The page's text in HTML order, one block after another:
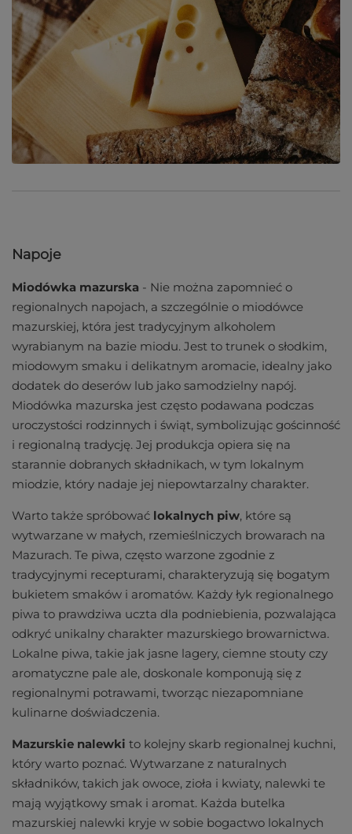
Napoje
Miodówka mazurska - Nie można zapomnieć o
regionalnych napojach, a szczególnie o miodówce
mazurskiej, która jest tradycyjnym alkoholem
wyrabianym na bazie miodu. Jest to trunek o słodkim,
miodowym smaku i delikatnym aromacie, idealny jako
dodatek do deserów lub jako samodzielny napój.
Miodówka mazurska jest często podawana podczas
uroczystości rodzinnych i świąt, symbolizując gościnność
i regionalną tradycję. Jej produkcja opiera się na
starannie dobranych składnikach, w tym lokalnym
miodzie, który nadaje jej niepowtarzalny charakter.
Warto także spróbować lokalnych piw, które są
wytwarzane w małych, rzemieślniczych browarach na
Mazurach. Te piwa, często warzone zgodnie z
tradycyjnymi recepturami, charakteryzują się bogatym
bukietem smaków i aromatów. Każdy łyk regionalnego
piwa to prawdziwa uczta dla podniebienia, pozwalająca
odkryć unikalny charakter mazurskiego browarnictwa.
Lokalne piwa, takie jak jasne lagery, ciemne stouty czy
aromatyczne pale ale, doskonale komponują się z
regionalnymi potrawami, tworząc niezapomniane
kulinarne doświadczenia.
Mazurskie nalewki to kolejny skarb regionalnej kuchni,
który warto poznać. Wytwarzane z naturalnych
składników, takich jak owoce, zioła i kwiaty, nalewki te
mają wyjątkowy smak i aromat. Każda butelka
mazurskiej nalewki kryje w sobie bogactwo lokalnych